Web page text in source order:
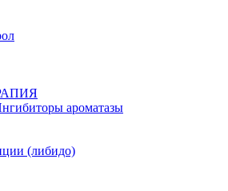
ароматазы
(либидо)